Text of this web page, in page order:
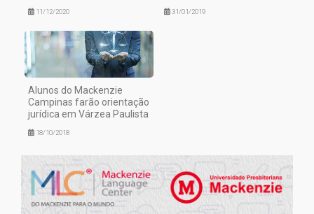
11/12/2020 31/01/2019
Alunos do Mackenzie
Campinas farão orientação
jurídica em Várzea Paulista
18/10/2018